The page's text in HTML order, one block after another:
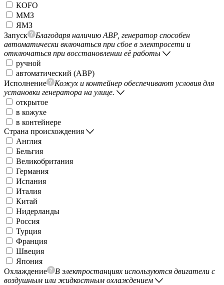
КОFO
ММЗ
ЯМЗ
Запуск
Благодаря наличию АВР, генератор способен
автоматически включаться при сбое в электросети и
отключаться при восстановлении её работы
ручной
автоматический (АВР)
Исполнение
Кожух и контейнер обеспечивают условия для
установки генератора на улице.
открытое
в кожухе
в контейнере
Страна происхождения
Англия
Бельгия
Великобритания
Германия
Испания
Италия
Китай
Нидерланды
Россия
Турция
Франция
Швеция
Япония
Охлаждение
В электростанциях используются двигатели с
воздушным или жидкостным охлаждением